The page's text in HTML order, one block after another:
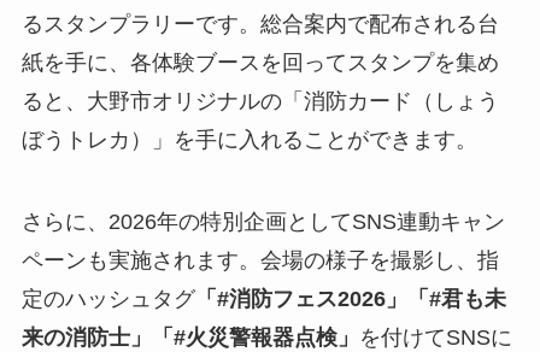
るスタンプラリーです。総合案内で配布される台
紙を手に、各体験ブースを回ってスタンプを集め
ると、大野市オリジナルの「消防カード（しょう
ぼうトレカ）」を手に入れることができます。
さらに、2026年の特別企画としてSNS連動キャン
ペーンも実施されます。会場の様子を撮影し、指
定のハッシュタグ「#消防フェス2026」「#君も未
来の消防士」「#火災警報器点検」 を付けてSNSに